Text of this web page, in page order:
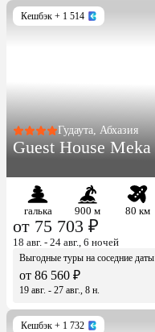
Кешбэк + 1 514
Гудаута, Абхазия
Guest House Meka
галька 900 м 80 км
от 75 703 ₽
18 авг. - 24 авг., 6 ночей
Выгодные туры на соседние даты
от 86 560 ₽
19 авг. - 27 авг., 8 н.
Кешбэк + 1 732